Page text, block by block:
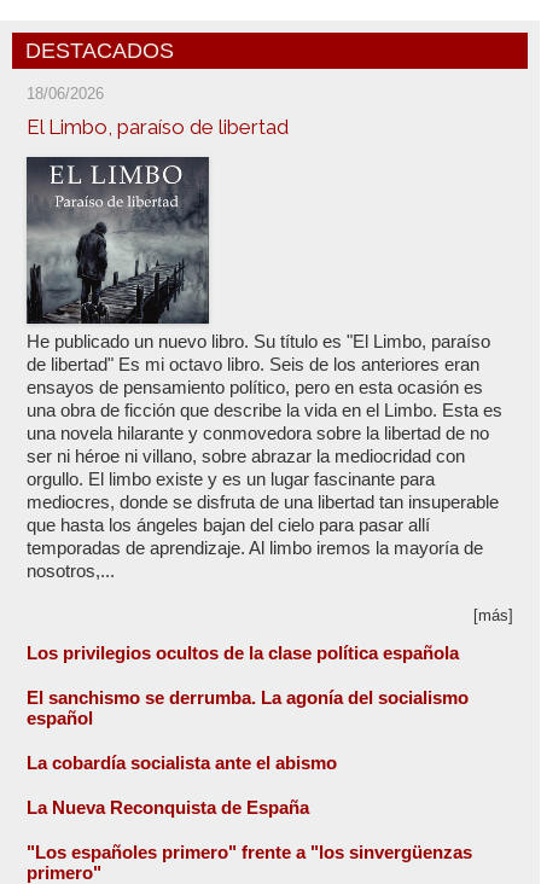
DESTACADOS
18/06/2026
El Limbo, paraíso de libertad
He publicado un nuevo libro. Su título es "El Limbo, paraíso
de libertad" Es mi octavo libro. Seis de los anteriores eran
ensayos de pensamiento político, pero en esta ocasión es
una obra de ficción que describe la vida en el Limbo. Esta es
una novela hilarante y conmovedora sobre la libertad de no
ser ni héroe ni villano, sobre abrazar la mediocridad con
orgullo. El limbo existe y es un lugar fascinante para
mediocres, donde se disfruta de una libertad tan insuperable
que hasta los ángeles bajan del cielo para pasar allí
temporadas de aprendizaje. Al limbo iremos la mayoría de
nosotros,...
[más]
Los privilegios ocultos de la clase política española
El sanchismo se derrumba. La agonía del socialismo
español
La cobardía socialista ante el abismo
La Nueva Reconquista de España
"Los españoles primero" frente a "los sinvergüenzas
primero"